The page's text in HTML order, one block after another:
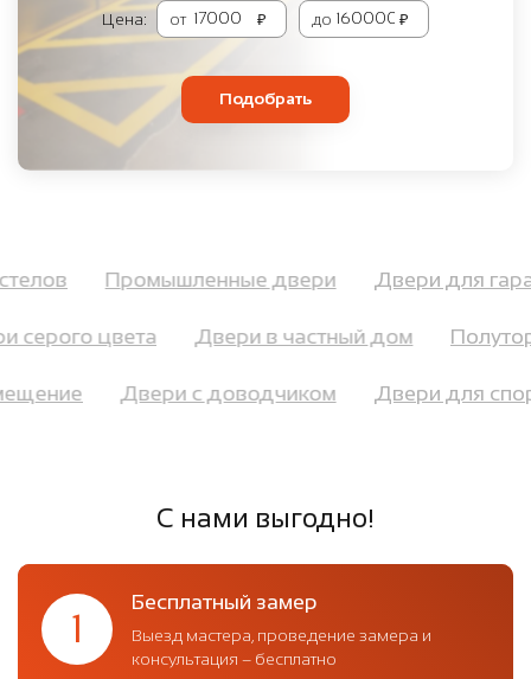
Цена: от ₽ до ₽
Подобрать
Промышленные двери Двери для
цвета Двери в частный дом
Двери с доводчиком Двери для
С нами выгодно!
1
Бесплатный замер
Выезд мастера, проведение замера и
консультация – бесплатно